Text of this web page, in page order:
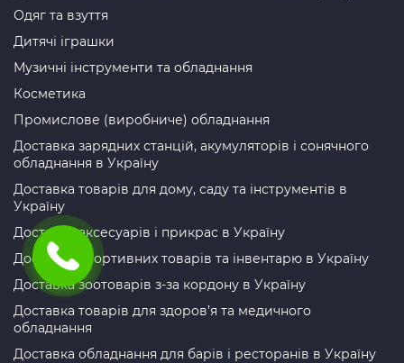
Одяг та взуття
Дитячі іграшки
Музичні інструменти та обладнання
Косметика
Промислове (виробниче) обладнання
Доставка зарядних станцій, акумуляторів і сонячного
обладнання в Україну
Доставка товарів для дому, саду та інструментів в
Україну
Доставка аксесуарів і прикрас в Україну
Доставка спортивних товарів та інвентарю в Україну
Доставка зоотоварів з-за кордону в Україну
Доставка товарів для здоров’я та медичного
обладнання
Доставка обладнання для барів і ресторанів в Україну